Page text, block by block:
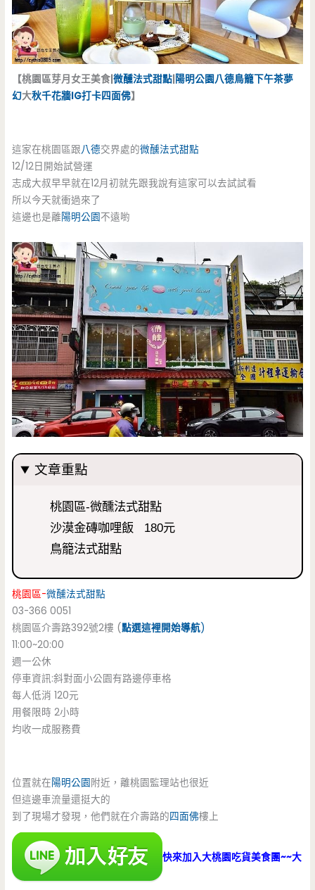
【桃園區芽月女王美食|微醺法式甜點 陽明公園八德鳥籠下午茶夢
幻大秋千花牆IG打卡四面佛】
這家在桃園區跟八德交界處的微醺法式甜點
12/12日開始試營運
志成大叔早早就在12月初就先跟我說有這家可以去試試看
所以今天就衝過來了
這邊也是離陽明公園不遠喲
文章重點
桃園區-微醺法式甜點
沙漠金磚咖哩飯 180元
鳥籠法式甜點
桃園區-微醺法式甜點
03-366 0051
桃園區介壽路392號2樓 (點選這裡開始導航)
11:00~20:00
週一公休
停車資訊:斜對面小公園有路邊停車格
每人低消 120元
用餐限時 2小時
均收一成服務費
位置就在陽明公園附近，離桃園監理站也很近
但這邊車流量還挺大的
到了現場才發現，他們就在介壽路的四面佛樓上
快來加入大桃園吃貨美食團~~大